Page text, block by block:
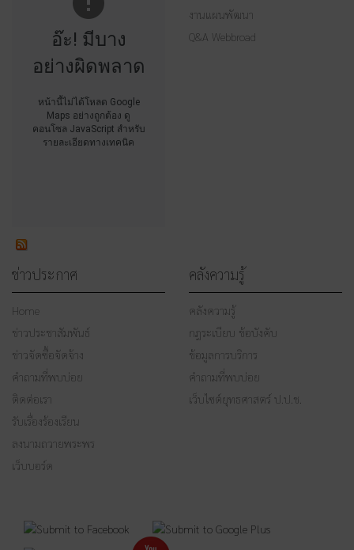
อ๊ะ! มีบาง
อย่างผิดพลาด
หน้านี้ไม่ได้โหลด Google
Maps อย่างถูกต้อง ดู
คอนโซล JavaScript สำหรับ
รายละเอียดทางเทคนิค
งานแผนพัฒนา
Q&A Webbroad
ข่าวประกาศ
Home
ข่าวประชาสัมพันธ์
ข่าวจัดซื้อจัดจ้าง
คำถามที่พบบ่อย
ติดต่อเรา
รับเรื่องร้องเรียน
ลงนามถวายพระพร
เว็บบอร์ด
คลังความรู้
คลังความรู้
กฎระเบียบ ข้อบังคับ
ข้อมูลการบริการ
คำถามที่พบบ่อย
เว็บไซต์ยุทธศาสตร์ ป.ป.ช.